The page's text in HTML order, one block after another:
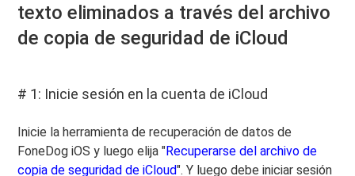
texto eliminados a través del archivo
de copia de seguridad de iCloud
# 1: Inicie sesión en la cuenta de iCloud
Inicie la herramienta de recuperación de datos de
FoneDog iOS y luego elija "Recuperarse del archivo de
copia de seguridad de iCloud". Y luego debe iniciar sesión